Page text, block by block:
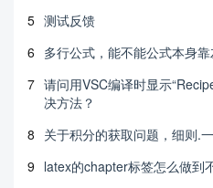
5 测试反馈
6 多行公式，能不能公式本身靠
7 请问用VSC编译时显示
决方法？
8 关于积分的获取问题，细则.
9 latex的chapter标签怎么做到